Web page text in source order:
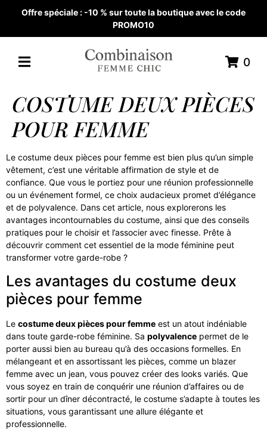
Offre spéciale : -10 % sur toute la boutique avec le code
PROMO10
0
COSTUME DEUX PIÈCES
POUR FEMME
Le costume deux pièces pour femme est bien plus qu’un simple
vêtement, c’est une véritable affirmation de style et de
confiance. Que vous le portiez pour une réunion professionnelle
ou un événement formel, ce choix audacieux promet d’élégance
et de polyvalence. Dans cet article, nous explorerons les
avantages incontournables du costume, ainsi que des conseils
pratiques pour le choisir et l’associer avec finesse. Prête à
découvrir comment cet essentiel de la mode féminine peut
transformer votre garde-robe ?
Les avantages du costume deux
pièces pour femme
Le costume deux pièces pour femme est un atout indéniable
dans toute garde-robe féminine. Sa polyvalence permet de le
porter aussi bien au bureau qu’à des occasions formelles. En
mélangeant et en assortissant les pièces, comme un blazer
femme avec un jean, vous pouvez créer des looks variés. Que
vous soyez en train de conquérir une réunion d’affaires ou de
sortir pour un dîner décontracté, le costume s’adapte à toutes les
situations, vous garantissant une allure élégante et
professionnelle.